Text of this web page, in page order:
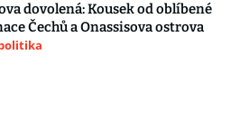
dovolená: Kousek od oblíbené
Čechů a Onassisova ostrova